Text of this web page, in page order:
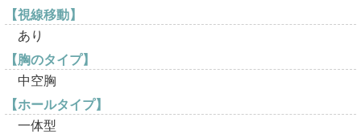
【視線移動】
あり
【胸のタイプ】
中空胸
【ホールタイプ】
一体型